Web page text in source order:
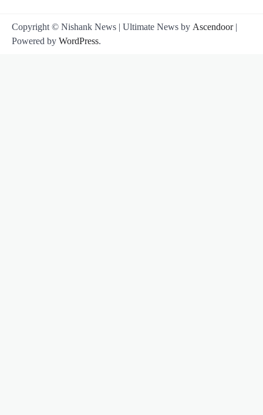
Copyright © Nishank News | Ultimate News by Ascendoor|
Powered by WordPress.